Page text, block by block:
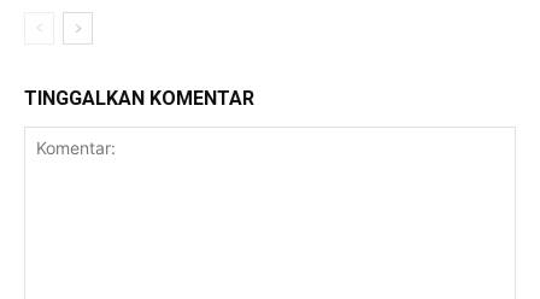
TINGGALKAN KOMENTAR